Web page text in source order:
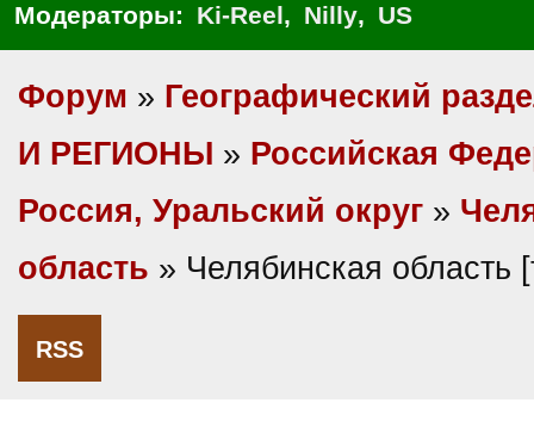
Модераторы: Ki-Reel, Nilly, US
Форум » Географический
И РЕГИОНЫ » Российская
Россия, Уральский округ »
область » Челябинская
RSS